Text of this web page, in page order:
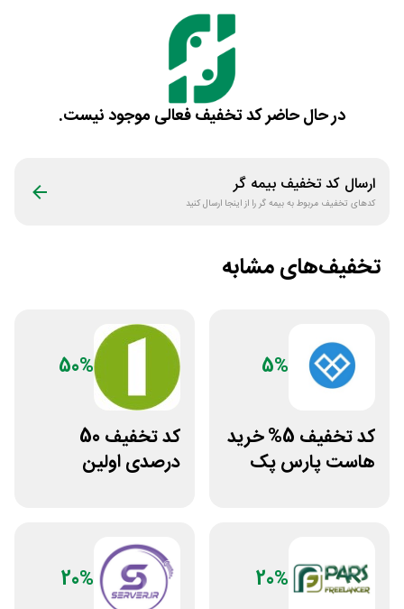
در حال حاضر کد تخفیف فعالی موجود نیست.
ارسال کد تخفیف بیمه گر
کدهای تخفیف مربوط بهبیمه گررا از اینجا ارسال کنید
تخفیف‌های مشابه
5%
کد تخفیف 5% خرید
هاست پارس پک
50%
کد تخفیف 50
درصدی اولین
20%
20%